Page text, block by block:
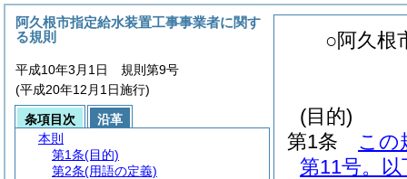
○阿久根
(目的)
第1条
この
第11号。
阿久根市指定給水装置工事事業者に関す
る規則
平成10年3月1日 規則第9号
(平成20年12月1日施行)
条項目次
沿革
本則
第1条(目的)
第2条(用語の定義)